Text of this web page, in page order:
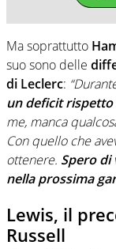
Ma soprattutto
suo sono delle
di Leclerc:
un deficit rispetto
me, manca
Con quello che
ottenere. Spero di
nella prossima
Lewis, il
Russell